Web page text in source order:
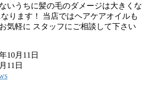
いうちに髪の毛のダメージは大きくな
ります！ 当店ではヘアケアオイルも
気軽に スタッフにご相談して下さい
10月11日
11日